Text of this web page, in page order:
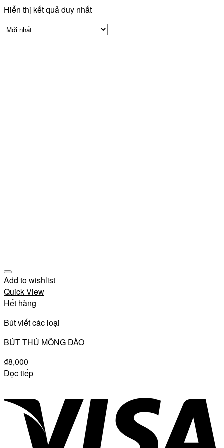
Hiển thị kết quả duy nhất
Add to wishlist
Quick View
Hết hàng
Bút viết các loại
BÚT THÚ MÔNG ĐÀO
₫8,000
Đọc tiếp